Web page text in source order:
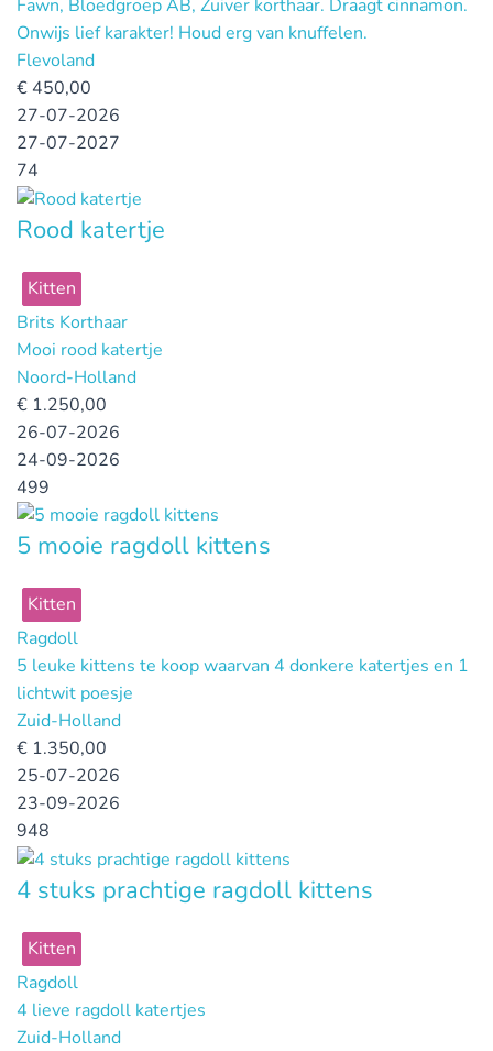
Fawn, Bloedgroep AB, Zuiver korthaar. Draagt cinnamon.
Onwijs lief karakter! Houd erg van knuffelen.
Flevoland
€ 450,00
27-07-2026
27-07-2027
74
Rood katertje
Kitten
Brits Korthaar
Mooi rood katertje
Noord-Holland
€ 1.250,00
26-07-2026
24-09-2026
499
5 mooie ragdoll kittens
Kitten
Ragdoll
5 leuke kittens te koop waarvan 4 donkere katertjes en 1
lichtwit poesje
Zuid-Holland
€ 1.350,00
25-07-2026
23-09-2026
948
4 stuks prachtige ragdoll kittens
Kitten
Ragdoll
4 lieve ragdoll katertjes
Zuid-Holland